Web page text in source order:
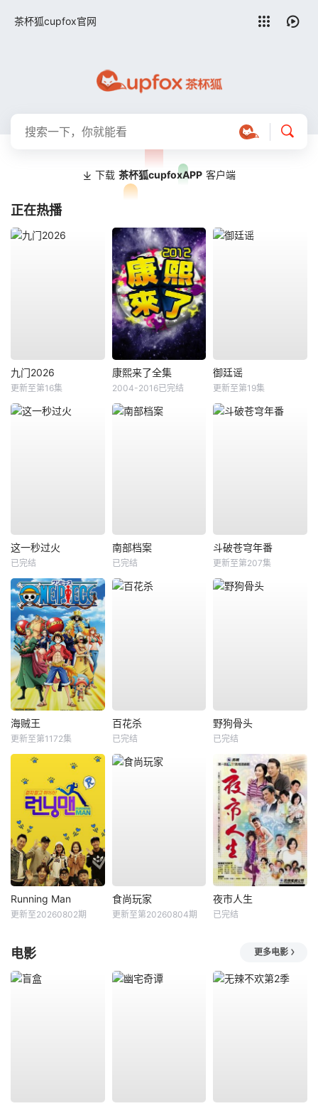
茶杯狐cupfox官网
下载 茶杯狐cupfoxAPP 客户端
正在热播
九门2026
更新至第16集
康熙来了全集
2004-2016已完结
御廷谣
更新至第19集
这一秒过火
已完结
南部档案
已完结
斗破苍穹年番
更新至第207集
海贼王
更新至第1172集
百花杀
已完结
野狗骨头
已完结
Running Man
更新至20260802期
食尚玩家
更新至第20260804期
夜市人生
已完结
电影 更多电影